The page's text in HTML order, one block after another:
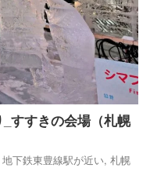
すすきの会場（札幌
地下鉄東豊線駅が近い, 札幌